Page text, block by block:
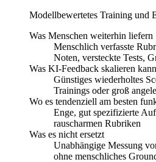
Modellbewertetes Training und
Was Menschen weiterhin liefern
Menschlich verfasste
Noten, versteckte Tests,
Was KI-Feedback skalieren kann
Günstiges wiederholtes
Trainings oder groß
Wo es tendenziell am besten
Enge, gut spezifizierte
rauscharmen Rubriken
Was es nicht ersetzt
Unabhängige Messung
ohne menschliches